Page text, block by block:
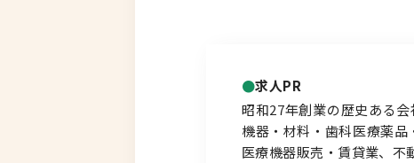
稚内・留萌エリア
道南エリア
求人PR
昭和27年創業の歴史ある
機器・材料・歯科医療薬
医療機器販売・賃貸業、不